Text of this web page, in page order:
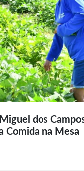
dos
Comida na Mesa